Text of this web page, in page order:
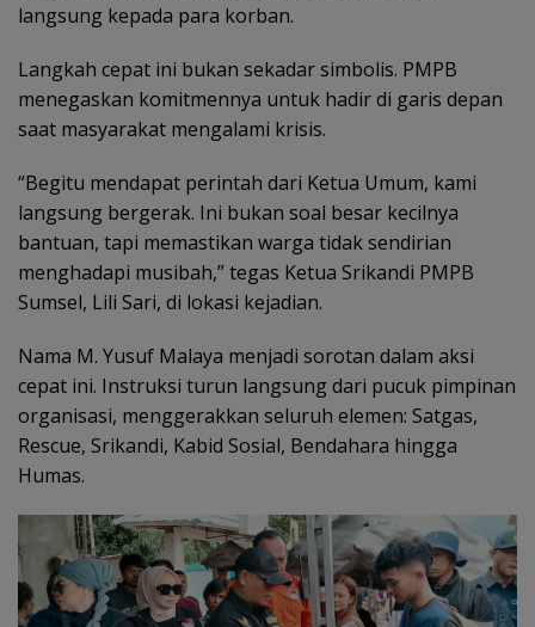
langsung kepada para korban.
Langkah cepat ini bukan sekadar simbolis. PMPB
menegaskan komitmennya untuk hadir di garis depan
saat masyarakat mengalami krisis.
“Begitu mendapat perintah dari Ketua Umum, kami
langsung bergerak. Ini bukan soal besar kecilnya
bantuan, tapi memastikan warga tidak sendirian
menghadapi musibah,” tegas Ketua Srikandi PMPB
Sumsel, Lili Sari, di lokasi kejadian.
Nama M. Yusuf Malaya menjadi sorotan dalam aksi
cepat ini. Instruksi turun langsung dari pucuk pimpinan
organisasi, menggerakkan seluruh elemen: Satgas,
Rescue, Srikandi, Kabid Sosial, Bendahara hingga
Humas.